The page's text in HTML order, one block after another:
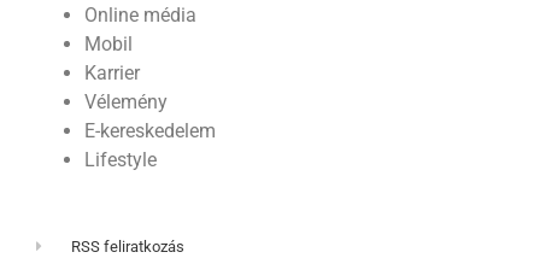
Online média
Mobil
Karrier
Vélemény
E-kereskedelem
Lifestyle
RSS feliratkozás